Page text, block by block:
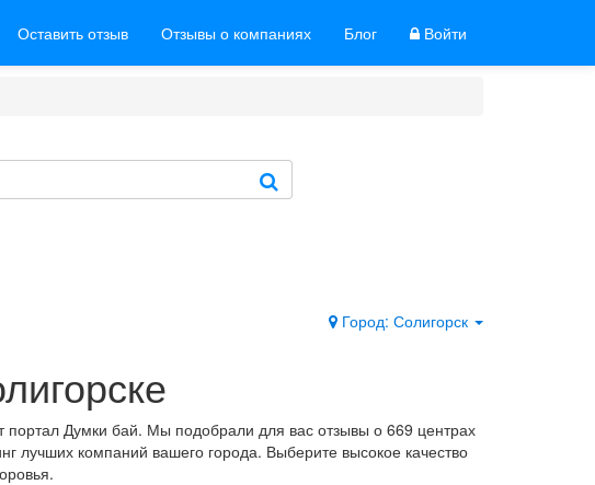
Оставить отзыв Отзывы о компаниях Блог Войти
Город: Солигорск
Думки бай. Мы подобрали для вас отзывы о 669 центрах
лучших компаний вашего города. Выберите высокое качество